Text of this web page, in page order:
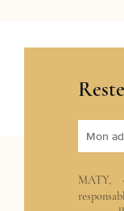
Mon
MATY,